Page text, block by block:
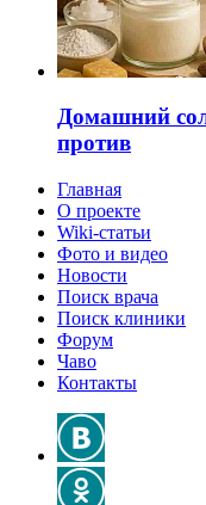
Домашний
против
Главная
О проекте
Wiki-статьи
Фото и видео
Новости
Поиск врача
Поиск клиники
Форум
Чаво
Контакты